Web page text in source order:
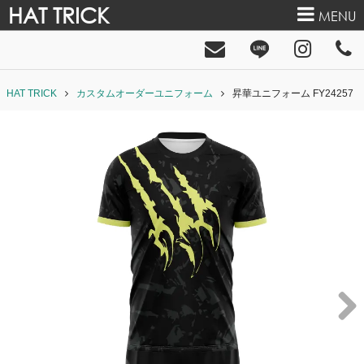
HAT TRICK MENU
HAT TRICK カスタムオーダーユニフォーム 昇華ユニフォーム FY24257